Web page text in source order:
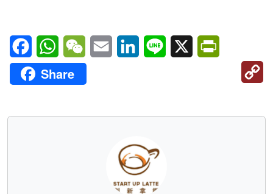
FacebookWhatsAppWeChatEmail LinkedInLine X
Share